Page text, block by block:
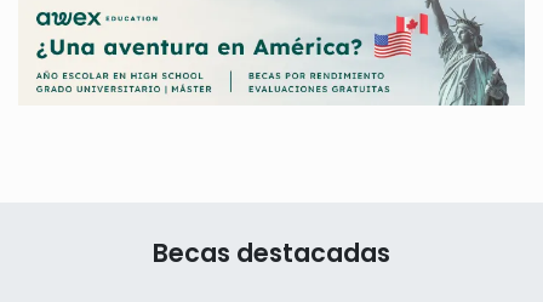
Becas destacadas